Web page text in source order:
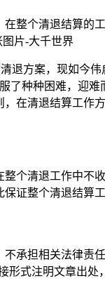
整个清退结算的
退方案，现如今
了种种困难，迎
在清退结算工作
个清退工作中不
证整个清退结算工
承担相关法律责
形式注明文章出处